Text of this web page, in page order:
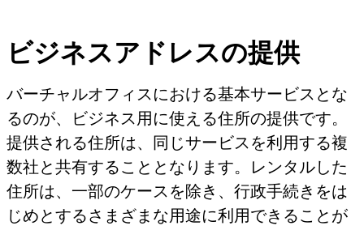
ビジネスアドレスの提供
バーチャルオフィスにおける基本サービスとな
るのが、ビジネス用に使える住所の提供です。
提供される住所は、同じサービスを利用する複
数社と共有することとなります。レンタルした
住所は、一部のケースを除き、行政手続きをは
じめとするさまざまな用途に利用できることが